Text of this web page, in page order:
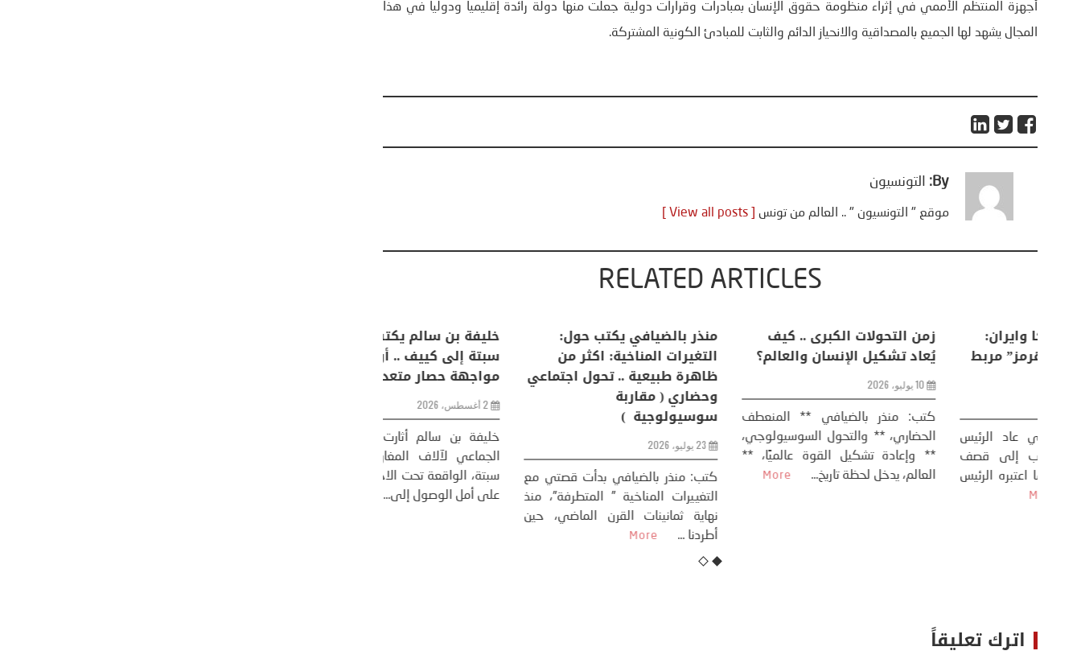
أجهزة المنتظم الأممي في إثراء منظومة حقوق الإنسان بمبادرات وقرارات دولية جعلت منها دولة رائدة إقليميا ودوليا في هذا
المجال يشهد لها الجميع بالمصداقية والانحياز الدائم والثابت للمبادئ الكونية المشتركة.
By: التونسيون
موقع " التونسيون " .. العالم من تونس [ View all posts ]
RELATED ARTICLES
منذر بالضيافي يكتب حول:
التغيرات المناخية: اكثر من
ظاهرة طبيعية .. تحول اجتماعي
وحضاري ( مقاربة
سوسيولوجية )
كتب: منذر بالضيافي بدأت قصتي مع
التغييرات المناخية ” المتطرفة”، منذ
نهاية ثمانينات القرن الماضي، حين
زمن التحولات الكبرى .. كيف
يُعاد تشكيل الإنسان والعالم؟
كتب: منذر بالضيافي ** المنعطف
الحضاري، ** والتحول السوسيولوجي،
** وإعادة تشكيل القوة عالميًا، **
العالم، يدخل لحظة تاريخ...
More
تحليل اخباري/ أمريكا وايران:
عودة الحرب .. و “هرمز” مربط
تحليل – منذر بالضيافي عاد الرئيس
الأمريكي دونالد ترامب إلى قصف
ايران، وذلك ردا على ما اعتبره الرئيس
اترك تعليقاً